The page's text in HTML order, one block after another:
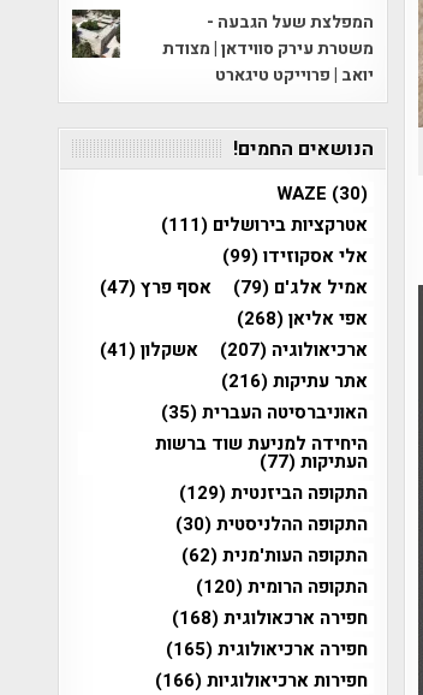
המפלצת שעל הגבעה -
משטרת עירק סווידאן | מצודת
יואב | פרוייקט טיגארט
הנושאים החמים!
WAZE (30)
אטרקציות בירושלים (111)
אלי אסקוזידו(99)
אמיל אלג'ם (79) אסף פרץ(47)
אפי אליאן(268)
ארכיאולוגיה (207) אשקלון(41)
אתר עתיקות(216)
האוניברסיטה העברית(35)
היחידה למניעת שוד ברשות
העתיקות(77)
התקופה הביזנטית(129)
התקופה ההלניסטית(30)
התקופה העות'מנית(62)
התקופה הרומית(120)
חפירה ארכאולוגית(168)
חפירה ארכיאולוגית(165)
חפירות ארכיאולוגיות(166)